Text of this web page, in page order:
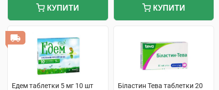
КУПИТИ КУПИТИ
Едем таблетки 5 мг 10 шт
Біластин Тева таблетки 20